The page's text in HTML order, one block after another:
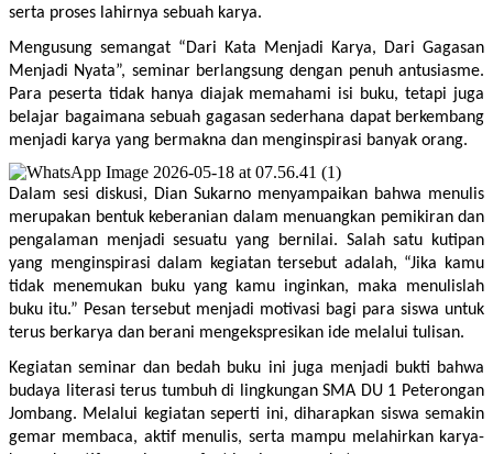
serta proses lahirnya sebuah karya.
Mengusung semangat “Dari Kata Menjadi Karya, Dari Gagasan
Menjadi Nyata”, seminar berlangsung dengan penuh antusiasme.
Para peserta tidak hanya diajak memahami isi buku, tetapi juga
belajar bagaimana sebuah gagasan sederhana dapat berkembang
menjadi karya yang bermakna dan menginspirasi banyak orang.
Dalam sesi diskusi, Dian Sukarno menyampaikan bahwa menulis
merupakan bentuk keberanian dalam menuangkan pemikiran dan
pengalaman menjadi sesuatu yang bernilai. Salah satu kutipan
yang menginspirasi dalam kegiatan tersebut adalah, “Jika kamu
tidak menemukan buku yang kamu inginkan, maka menulislah
buku itu.” Pesan tersebut menjadi motivasi bagi para siswa untuk
terus berkarya dan berani mengekspresikan ide melalui tulisan.
Kegiatan seminar dan bedah buku ini juga menjadi bukti bahwa
budaya literasi terus tumbuh di lingkungan SMA DU 1 Peterongan
Jombang. Melalui kegiatan seperti ini, diharapkan siswa semakin
gemar membaca, aktif menulis, serta mampu melahirkan karya-